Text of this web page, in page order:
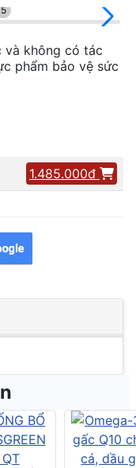
5
và không có tác
phẩm bảo vệ sức
1.485.000đ